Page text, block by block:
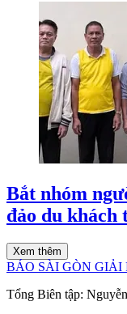
Bắt nhóm
đảo du
Xem thêm
BÁO SÀI GÒN GIẢI
Tổng Biên tập: